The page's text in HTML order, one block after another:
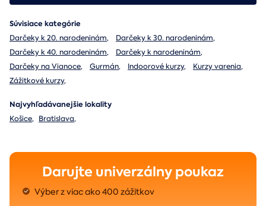
Súvisiace kategórie
Darčeky k 20. narodeninám, Darčeky k 30. narodeninám,
Darčeky k 40. narodeninám, Darčeky k narodeninám,
Darčeky na Vianoce, Gurmán, Indoorové kurzy, Kurzy varenia,
Zážitkové kurzy,
Najvyhľadávanejšie lokality
Košice, Bratislava,
Darujte univerzálny poukaz
Výber z viac ako 400 zážitkov